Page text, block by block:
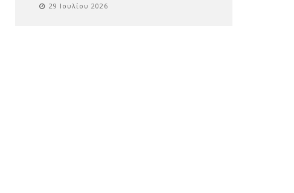
29 Ιουλίου 2026